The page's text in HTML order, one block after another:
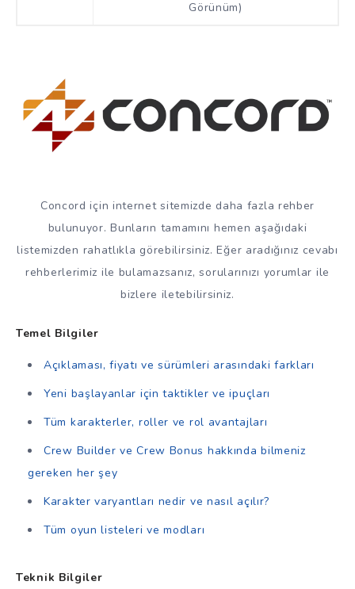
Görünüm)
Concord için internet sitemizde daha fazla rehber
bulunuyor. Bunların tamamını hemen aşağıdaki
listemizden rahatlıkla görebilirsiniz. Eğer aradığınız cevabı
rehberlerimiz ile bulamazsanız, sorularınızı yorumlar ile
bizlere iletebilirsiniz.
Temel Bilgiler
Açıklaması, fiyatı ve sürümleri arasındaki farkları
Yeni başlayanlar için taktikler ve ipuçları
Tüm karakterler, roller ve rol avantajları
Crew Builder ve Crew Bonus hakkında bilmeniz
gereken her şey
Karakter varyantları nedir ve nasıl açılır?
Tüm oyun listeleri ve modları
Teknik Bilgiler